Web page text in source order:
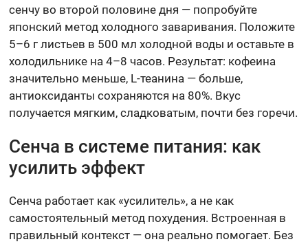
сенчу во второй половине дня — попробуйте
японский метод холодного заваривания. Положите
5–6 г листьев в 500 мл холодной воды и оставьте в
холодильнике на 4–8 часов. Результат: кофеина
значительно меньше, L-теанина — больше,
антиоксиданты сохраняются на 80%. Вкус
получается мягким, сладковатым, почти без горечи.
Сенча в системе питания: как
усилить эффект
Сенча работает как «усилитель», а не как
самостоятельный метод похудения. Встроенная в
правильный контекст — она реально помогает. Без